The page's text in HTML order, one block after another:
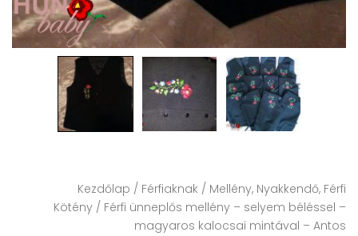
Kezdőlap / Férfiaknak / Mellény, Nyakkendő, Férfi
Kötény / Férfi ünneplős mellény – selyem béléssel –
magyaros kalocsai mintával – Antos